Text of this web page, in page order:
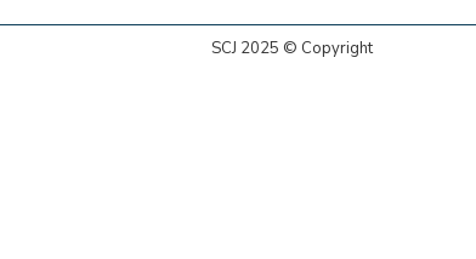
SCJ 2025 © Copyright